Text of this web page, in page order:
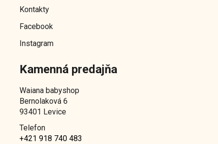
Kontakty
Facebook
Instagram
Kamenná predajňa
Waiana babyshop
Bernolaková 6
93401 Levice
Telefon
+421 918 740 483